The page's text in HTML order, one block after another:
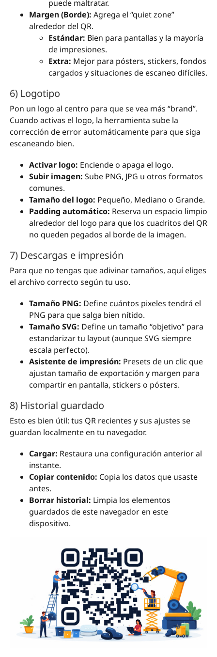
puede maltratar.
Margen (Borde): Agrega el “quiet zone”
alrededor del QR.
Estándar: Bien para pantallas y la mayoría
de impresiones.
Extra: Mejor para pósters, stickers, fondos
cargados y situaciones de escaneo difíciles.
6) Logotipo
Pon un logo al centro para que se vea más “brand”.
Cuando activas el logo, la herramienta sube la
corrección de error automáticamente para que siga
escaneando bien.
Activar logo: Enciende o apaga el logo.
Subir imagen: Sube PNG, JPG u otros formatos
comunes.
Tamaño del logo: Pequeño, Mediano o Grande.
Padding automático: Reserva un espacio limpio
alrededor del logo para que los cuadritos del QR
no queden pegados al borde de la imagen.
7) Descargas e impresión
Para que no tengas que adivinar tamaños, aquí eliges
el archivo correcto según tu uso.
Tamaño PNG: Define cuántos pixeles tendrá el
PNG para que salga bien nítido.
Tamaño SVG: Define un tamaño “objetivo” para
estandarizar tu layout (aunque SVG siempre
escala perfecto).
Asistente de impresión: Presets de un clic que
ajustan tamaño de exportación y margen para
compartir en pantalla, stickers o pósters.
8) Historial guardado
Esto es bien útil: tus QR recientes y sus ajustes se
guardan localmente en tu navegador.
Cargar: Restaura una configuración anterior al
instante.
Copiar contenido: Copia los datos que usaste
antes.
Borrar historial: Limpia los elementos
guardados de este navegador en este
dispositivo.